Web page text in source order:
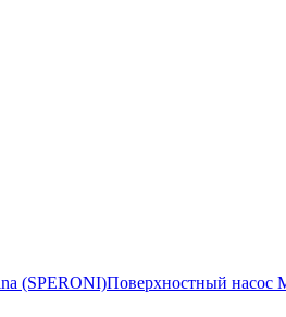
(SPERONI)Поверхностный насос